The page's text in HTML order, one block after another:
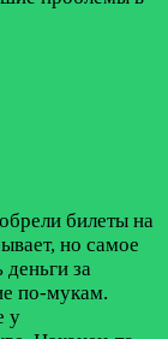
билеты на
но самое
за
по-мукам.
у